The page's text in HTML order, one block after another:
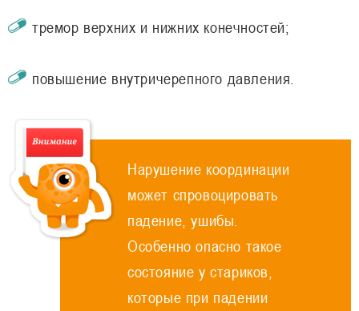
тремор верхних и нижних конечностей;
повышение внутричерепного давления.
Нарушение координации
может спровоцировать
падение, ушибы.
Особенно опасно такое
состояние у стариков,
которые при падении